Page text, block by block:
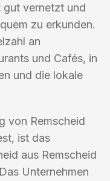
gut vernetzt und
zu erkunden.
an
und Cafés, in
und die lokale
von Remscheid
ist das
aus Remscheid
Unternehmen